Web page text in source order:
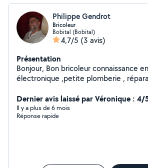
Philippe Gendrot
Bricoleur
Bobital (Bobital)
4,7/5 (3 avis)
Présentation
Bonjour, Bon bricoleur connaissance
électronique ,petite plomberie ,
Dernier avis laissé par Véronique : 4/
Il y a plus de 6 mois
Réponse rapide